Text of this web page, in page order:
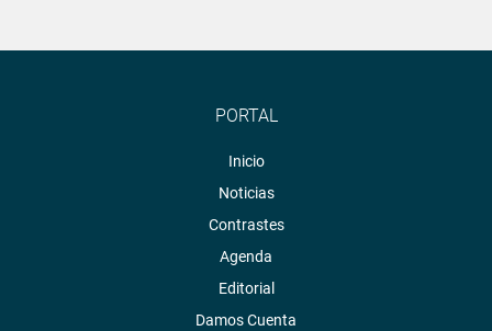
PORTAL
Inicio
Noticias
Contrastes
Agenda
Editorial
Damos Cuenta